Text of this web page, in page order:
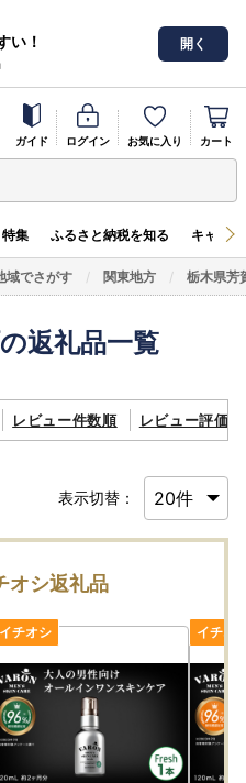
い！
開く
ガイド ログイン お気に入り カート
特集 ふるさと納税を知る キャン
域でさがす 関東地方 栃木県芳
返礼品一覧
レビュー件数順 レビュー評価順
表示切替：
オシ返礼品